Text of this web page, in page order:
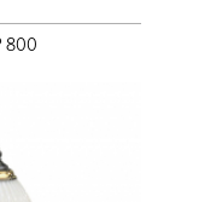
Angelo
800